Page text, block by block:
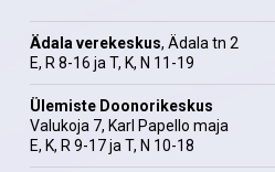
Ädala verekeskus, Ädala tn 2
E, R 8-16 ja T, K, N 11-19
Ülemiste Doonorikeskus
Valukoja 7, Karl Papello maja
E, K, R 9-17 ja T, N 10-18